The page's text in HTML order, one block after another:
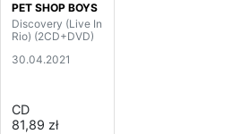
PET SHOP BOYS
Discovery (Live In
Rio) (2CD+DVD)
30.04.2021
CD
81,89 zł